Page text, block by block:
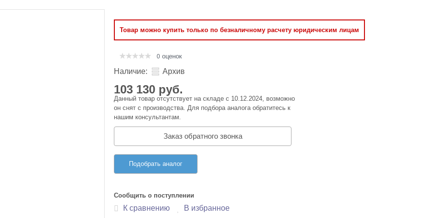
Товар можно купить только по безналичному расчету юридическим лицам
0 оценок
Наличие: Архив
103 130 руб.
Данный товар отсутствует на складе с 10.12.2024, возможно
он снят с производства. Для подбора аналога обратитесь к
нашим консультантам.
Заказ обратного звонка
Подобрать аналог
Сообщить о поступлении
К сравнению В избранное
память